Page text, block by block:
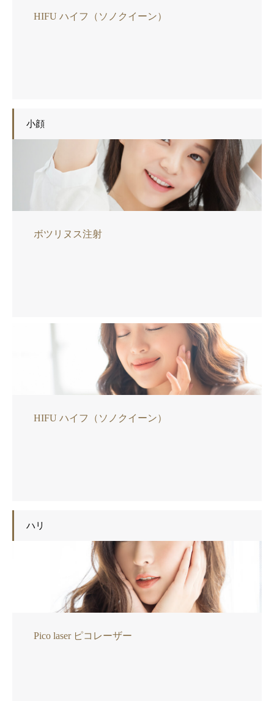
HIFU ハイフ（ソノクイーン）
小顔
ボツリヌス注射
HIFU ハイフ（ソノクイーン）
ハリ
Pico laser ピコレーザー